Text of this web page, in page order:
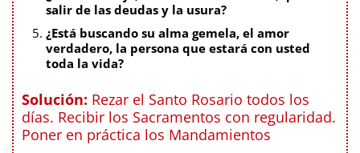
salir de las deudas y la usura?
¿Está buscando su alma gemela, el amor
verdadero, la persona que estará con usted
toda la vida?
Solución: Rezar el Santo Rosario todos los
días. Recibir los Sacramentos con regularidad.
Poner en práctica los Mandamientos